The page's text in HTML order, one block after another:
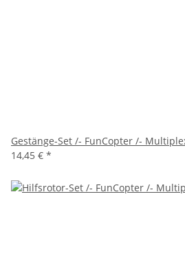
Gestänge-Set /- FunCopter /-
14,45 € *